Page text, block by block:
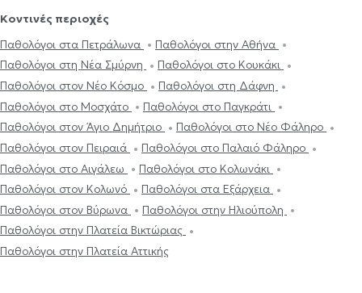
Κοντινές περιοχές
Παθολόγοι στα Πετράλωνα
Παθολόγοι στην Αθήνα
Παθολόγοι στη Νέα Σμύρνη
Παθολόγοι στο Κουκάκι
Παθολόγοι στον Νέο Κόσμο
Παθολόγοι στη Δάφνη
Παθολόγοι στο Μοσχάτο
Παθολόγοι στο Παγκράτι
Παθολόγοι στον Άγιο Δημήτριο
Παθολόγοι στο Νέο Φάληρο
Παθολόγοι στον Πειραιά
Παθολόγοι στο Παλαιό Φάληρο
Παθολόγοι στο Αιγάλεω
Παθολόγοι στο Κολωνάκι
Παθολόγοι στον Κολωνό
Παθολόγοι στα Εξάρχεια
Παθολόγοι στον Βύρωνα
Παθολόγοι στην Ηλιούπολη
Παθολόγοι στην Πλατεία Βικτώριας
Παθολόγοι στην Πλατεία Αττικής